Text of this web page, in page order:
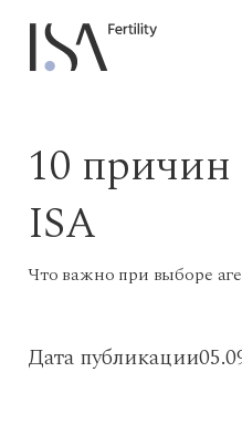
10
ISA
Что важно при выборе
Дата публикации